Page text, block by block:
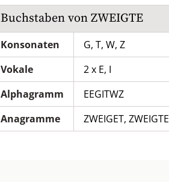
Buchstaben von ZWEIGTE
Konsonaten
G, T, W, Z
Vokale
2 x E, I
Alphagramm
EEGITWZ
Anagramme
ZWEIGET, ZWEIGTE